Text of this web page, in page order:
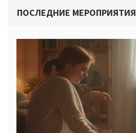
ПОСЛЕДНИЕ МЕРОПРИЯТИЯ